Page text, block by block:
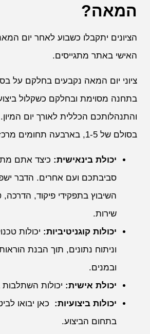
המאה?
הציונים יתקבלו כשבוע לאחר יום
האישי באתר מתגייסים.
ציוני יום המאה נקבעים בחלקם על
בתחנה מסוימת ובחלקם כשקלול
והתנהלותכם הכללית לאורך יום המיון.
בסולם של 1-5, בארבעה תחומים מרכזיים:
יכולת בינאישית: כיצד אתם
סביבתכם ועם אחרים. הדבר
השיבוץ בתפקידי פיקוד, הדרכה,
שירות.
יכולות קוגניטיביות: יכולות
וניתוח נתונים, תוך הבנת
ובמנים.
יכולת אישית: יכולות
יכולות ביצועיות: כאן יבואו
בתחום הביצוע.